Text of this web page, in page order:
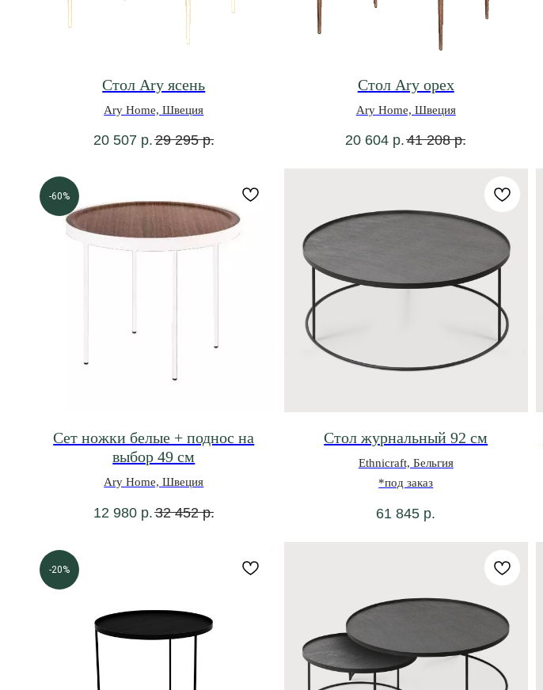
Стол Ary ясень
Ary Home, Швеция
20 507 р.29 295 р.
Стол Ary орех
Ary Home, Швеция
20 604 р. 41 208 р.
-60%
Сет ножки белые + поднос на
выбор 49 см
Ary Home, Швеция
12 980 р.32 452 р.
Стол журнальный 92 см
Ethnicraft, Бельгия
*под заказ
61 845 р.
-20%